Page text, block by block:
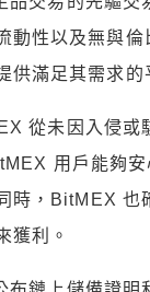
動性以及無與倫
供滿足其需求的
從未因入侵或
用戶能夠安
時，BitMEX 也
獲利。